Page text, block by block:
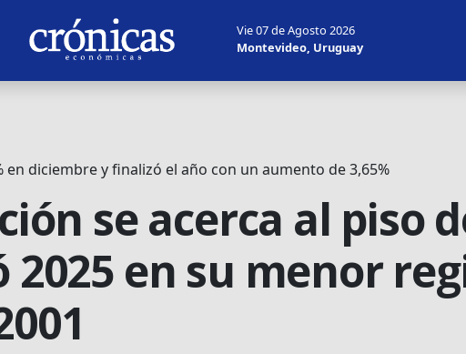
Vie 07 de Agosto 2026
Montevideo, Uruguay
en diciembre y finalizó el año con un aumento de 3,65%
se acerca al piso
2025 en su menor